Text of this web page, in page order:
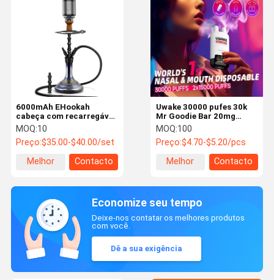
6000mAh EHookah
cabeça com recarregável
25 ml tanque rede bobina
fácil de configurar
MOQ:10
Preço:$35.00-$40.00/set
Melhor
Contacto
Uwake 30000 pufes 30k
Mr Goodie Bar 20mg
Nicotina com LED Digital
Display
MOQ:100
Preço:$4.70-$5.20/pcs
Melhor
Contacto
Economize seu tempo
Deixe-nos contatar os melhores produtos
com você.
Dê a sua exigência